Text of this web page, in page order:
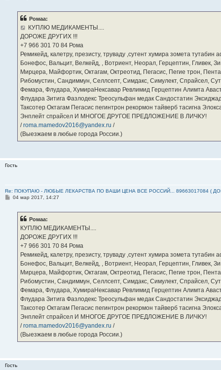
Ромаа:
КУПЛЮ МЕДИКАМЕНТЫ....
ДОРОЖЕ ДРУГИХ !!!
‪+7 966 301 70 84‬ Рома
Ремикейд, калетру, презисту, труваду ,сутент хумира зомета
Бонефос, Вальцит, Велкейд, , Вотриент, Неорал, Герцептин, Гливек,
Мирцера, Майфортик, Октагам, Октреотид, Пегасис, Пегие трон,
Рибомустин, Сандиммун, Селлсепт, Симдакс, Симулект, Спрайсел,
Фемара, Флудара, ХумираНексавар Ревлимид Герцептин Алимта
Флудара Зитига Фазлодекс Треосульфан медак Сандостатин
Таксотер Октагам Пегасис пегинтрон рекормон тайверб тасигна
Энплейт спрайсел И МНОГОЕ ДРУГОЕ ПРЕДЛОЖЕНИЕ В ЛИЧКУ!
/roma.mamedov2016@yandex.ru /
(Выезжаем в любые города России.)
Гость
Re: ПОКУПАЮ - ЛЮБЫЕ ЛЕКАРСТВА ПО ВАШИ ЦЕНА ВСЕ РОССИЙ... 89663017084 (
С04 мар 2017, 14:27
Ромаа:
КУПЛЮ МЕДИКАМЕНТЫ....
ДОРОЖЕ ДРУГИХ !!!
‪+7 966 301 70 84‬ Рома
Ремикейд, калетру, презисту, труваду ,сутент хумира зомета
Бонефос, Вальцит, Велкейд, , Вотриент, Неорал, Герцептин, Гливек,
Мирцера, Майфортик, Октагам, Октреотид, Пегасис, Пегие трон,
Рибомустин, Сандиммун, Селлсепт, Симдакс, Симулект, Спрайсел,
Фемара, Флудара, ХумираНексавар Ревлимид Герцептин Алимта
Флудара Зитига Фазлодекс Треосульфан медак Сандостатин
Таксотер Октагам Пегасис пегинтрон рекормон тайверб тасигна
Энплейт спрайсел И МНОГОЕ ДРУГОЕ ПРЕДЛОЖЕНИЕ В ЛИЧКУ!
/roma.mamedov2016@yandex.ru /
(Выезжаем в любые города России.)
Гость